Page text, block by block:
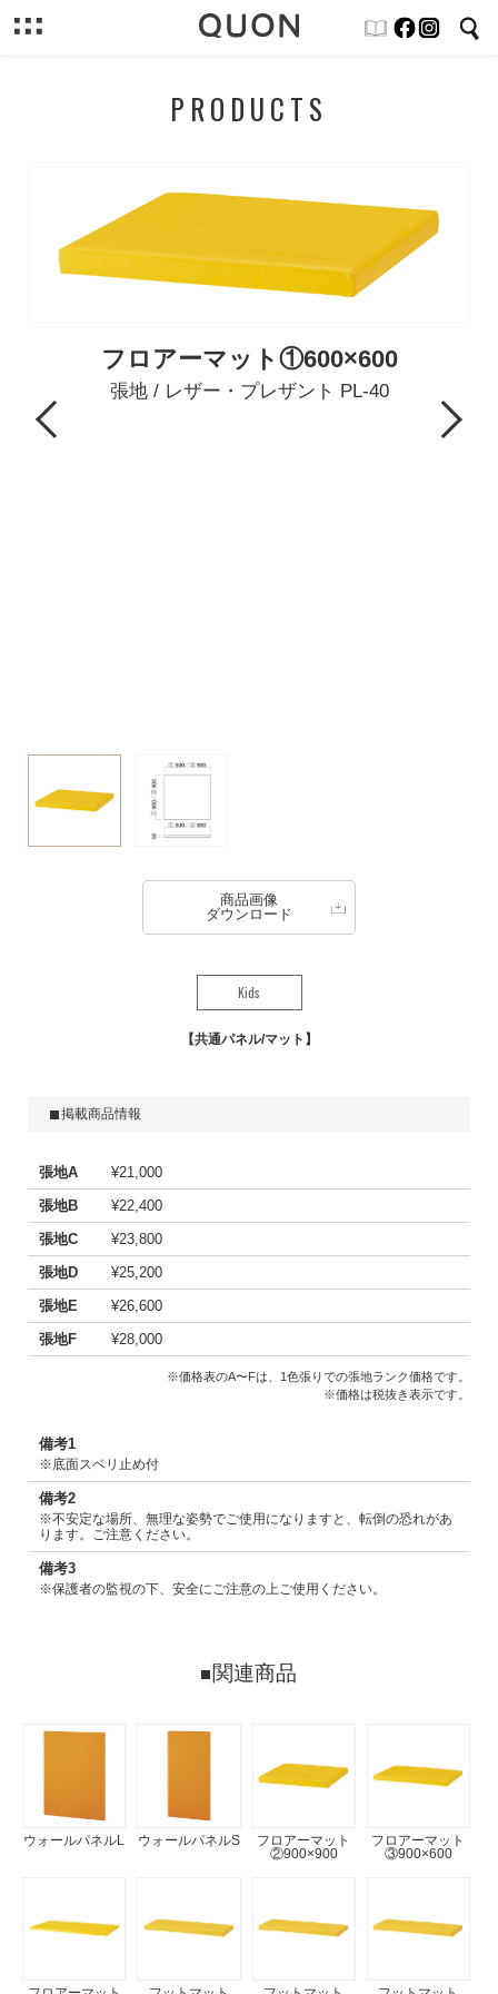
PRODUCTS
Previous
フロアーマット①600×600
張地 / レザー・プレザント PL-40
Next
商品画像
ダウンロード
Kids
共通パネル/マット
掲載商品情報
張地A
¥21,000
張地B
¥22,400
張地C
¥23,800
張地D
¥25,200
張地E
¥26,600
張地F
¥28,000
※価格表のA〜Fは、1色張りでの張地ランク価格です。
※価格は税抜き表示です。
備考1
※底面スベリ止め付
備考2
※不安定な場所、無理な姿勢でご使用になりますと、転倒の恐れがあ
ります。ご注意ください。
備考3
※保護者の監視の下、安全にご注意の上ご使用ください。
関連商品
ウォールパネルL ウォールパネルS
フロアーマット
②900×900
フロアーマット
③900×600